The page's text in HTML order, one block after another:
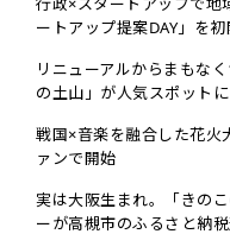
ートアップ提案DAY」を初
リニューアルからまもな
の土山」が人気スポットに
戦国×音楽を融合した花火
ァンで開始
実は大阪生まれ。「きの
ーが高槻市のふるさと納